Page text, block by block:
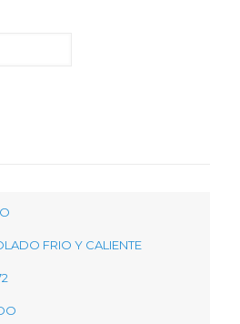
FRIO Y CALIENTE